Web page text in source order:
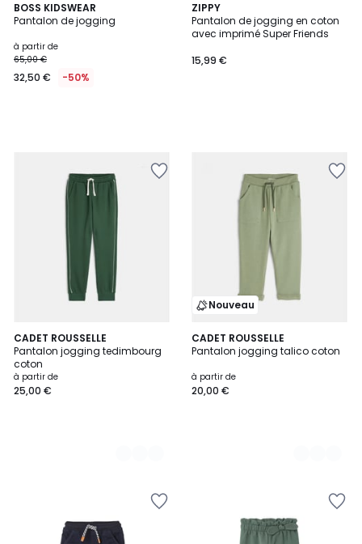
BOSS KIDSWEAR
Pantalon de jogging
à partir de
65,00 €
32,50 € -50%
ZIPPY
Pantalon de jogging en coton
avec imprimé Super Friends
15,99 €
CADET ROUSSELLE
Pantalon jogging tedimbourg
coton
à partir de
25,00 €
2
Couleurs
Nouveau
CADET ROUSSELLE
Pantalon jogging talico coton
à partir de
20,00 €
2
Couleurs